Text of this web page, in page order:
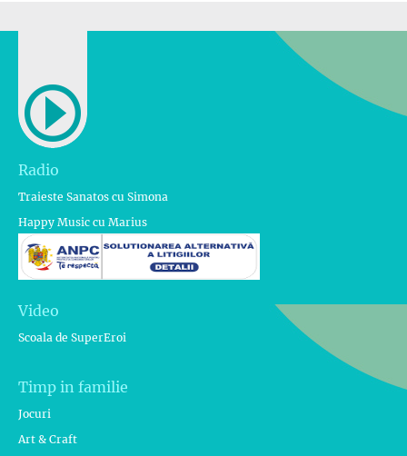
Radio
Traieste Sanatos cu Simona
Happy Music cu Marius
Video
Scoala de SuperEroi
Timp in familie
Jocuri
Art & Craft